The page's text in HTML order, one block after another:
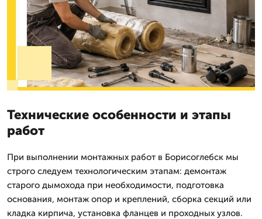
Технические особенности и этапы
работ
При выполнении монтажных работ в Борисоглебск мы
строго следуем технологическим этапам: демонтаж
старого дымохода при необходимости, подготовка
основания, монтаж опор и креплений, сборка секций или
кладка кирпича, установка фланцев и проходных узлов.